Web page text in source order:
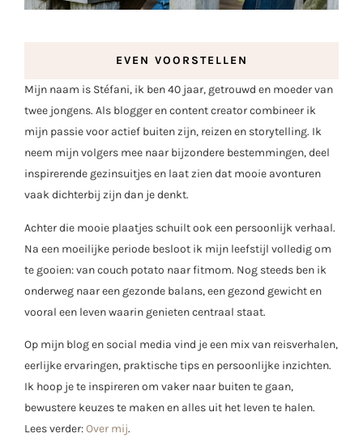
EVEN VOORSTELLEN
Mijn naam is Stéfani, ik ben 40 jaar, getrouwd en moeder van
twee jongens. Als blogger en content creator combineer ik
mijn passie voor actief buiten zijn, reizen en storytelling. Ik
neem mijn volgers mee naar bijzondere bestemmingen, deel
inspirerende gezinsuitjes en laat zien dat mooie avonturen
vaak dichterbij zijn dan je denkt.
Achter die mooie plaatjes schuilt ook een persoonlijk verhaal.
Na een moeilijke periode besloot ik mijn leefstijl volledig om
te gooien: van couch potato naar fitmom. Nog steeds ben ik
onderweg naar een gezonde balans, een gezond gewicht en
vooral een leven waarin genieten centraal staat.
Op mijn blog en social media vind je een mix van reisverhalen,
eerlijke ervaringen, praktische tips en persoonlijke inzichten.
Ik hoop je te inspireren om vaker naar buiten te gaan,
bewustere keuzes te maken en alles uit het leven te halen.
Lees verder:Over mij.